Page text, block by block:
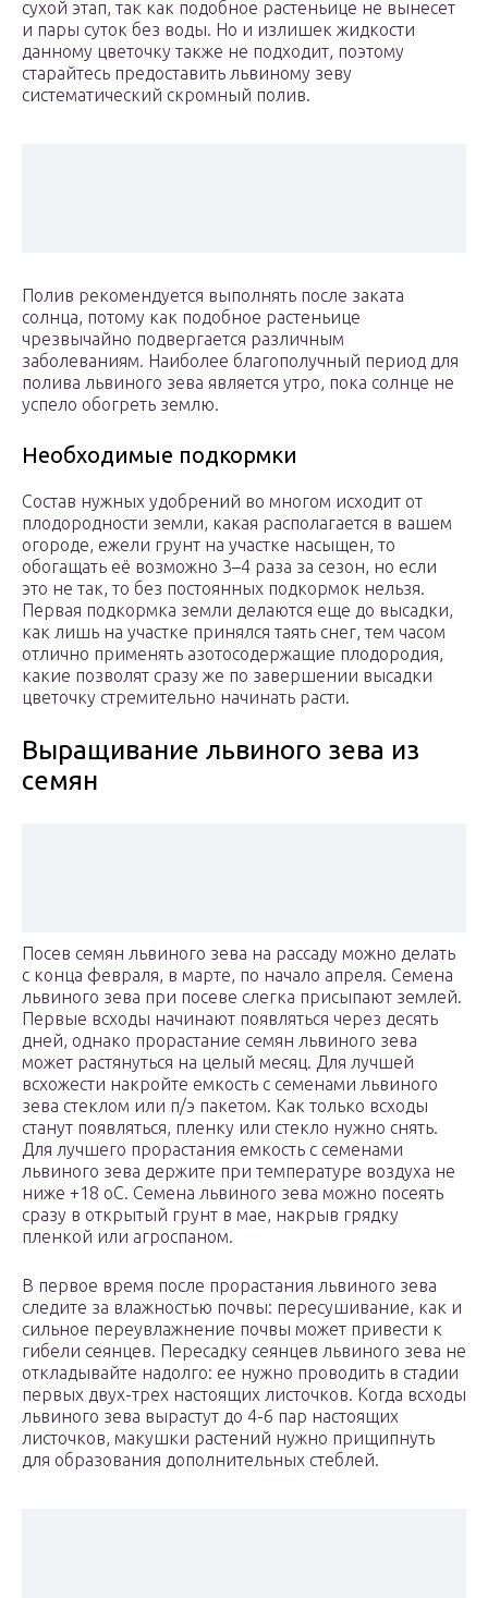
сухой этап, так как подобное растеньице не вынесет
и пары суток без воды. Но и излишек жидкости
данному цветочку также не подходит, поэтому
старайтесь предоставить львиному зеву
систематический скромный полив.
Полив рекомендуется выполнять после заката
солнца, потому как подобное растеньице
чрезвычайно подвергается различным
заболеваниям. Наиболее благополучный период для
полива львиного зева является утро, пока солнце не
успело обогреть землю.
Необходимые подкормки
Состав нужных удобрений во многом исходит от
плодородности земли, какая располагается в вашем
огороде, ежели грунт на участке насыщен, то
обогащать её возможно 3–4 раза за сезон, но если
это не так, то без постоянных подкормок нельзя.
Первая подкормка земли делаются еще до высадки,
как лишь на участке принялся таять снег, тем часом
отлично применять азотосодержащие плодородия,
какие позволят сразу же по завершении высадки
цветочку стремительно начинать расти.
Выращивание львиного зева из
семян
Посев семян львиного зева на рассаду можно делать
с конца февраля, в марте, по начало апреля. Семена
львиного зева при посеве слегка присыпают землей.
Первые всходы начинают появляться через десять
дней, однако прорастание семян львиного зева
может растянуться на целый месяц. Для лучшей
всхожести накройте емкость с семенами львиного
зева стеклом или п/э пакетом. Как только всходы
станут появляться, пленку или стекло нужно снять.
Для лучшего прорастания емкость с семенами
львиного зева держите при температуре воздуха не
ниже +18 оC. Семена львиного зева можно посеять
сразу в открытый грунт в мае, накрыв грядку
пленкой или агроспаном.
В первое время после прорастания львиного зева
следите за влажностью почвы: пересушивание, как и
сильное переувлажнение почвы может привести к
гибели сеянцев. Пересадку сеянцев львиного зева не
откладывайте надолго: ее нужно проводить в стадии
первых двух-трех настоящих листочков. Когда всходы
львиного зева вырастут до 4-6 пар настоящих
листочков, макушки растений нужно прищипнуть
для образования дополнительных стеблей.